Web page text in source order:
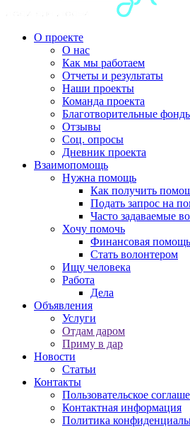
О проекте
О нас
Как мы работаем
Отчеты и результаты
Наши проекты
Команда проекта
Благотворительные
Отзывы
Соц. опросы
Дневник проекта
Взаимопомощь
Нужна помощь
Как получить
Подать запрос на
Часто задаваемые
Хочу помочь
Финансовая помощь
Стать волонтером
Ищу человека
Работа
Дела
Объявления
Услуги
Отдам даром
Приму в дар
Новости
Статьи
Контакты
Пользовательское
Контактная информация
Политика